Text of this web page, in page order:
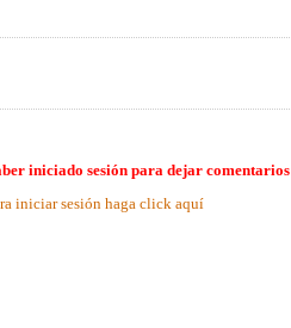
iniciado sesión para dejar comentarios
iniciar sesión haga click aquí